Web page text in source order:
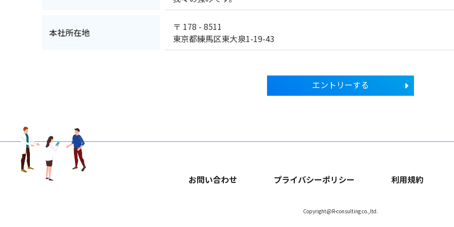
本社所在地
〒 178 - 8511
東京都練馬区東大泉1-19-43
エントリーする
お問い合わせ プライバシーポリシー 利用規約
Copyright@R-consulting co.,ltd.